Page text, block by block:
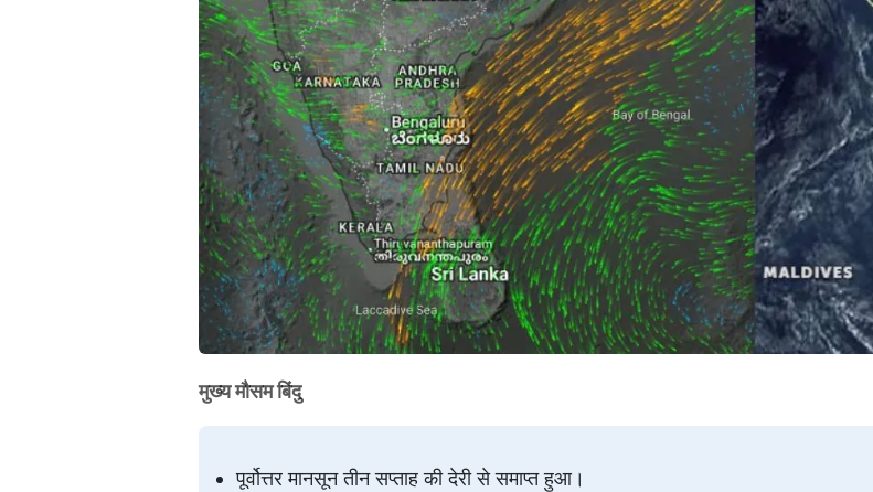
मुख्य मौसम बिंदु
पूर्वोत्तर मानसून तीन सप्ताह की देरी से समाप्त हुआ।